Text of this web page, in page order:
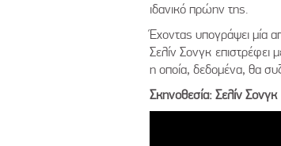
ιδανικό πρώην της.
Έχοντας υπογράψει μία
Σελίν Σονγκ επιστρέφει
η οποία, δεδομένα, θα
Σκηνοθεσία: Σελίν Σονγκ